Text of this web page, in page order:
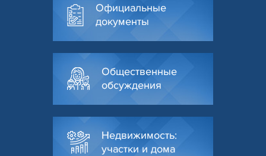
Официальные
документы
Общественные
обсуждения
Недвижимость:
участки и дома